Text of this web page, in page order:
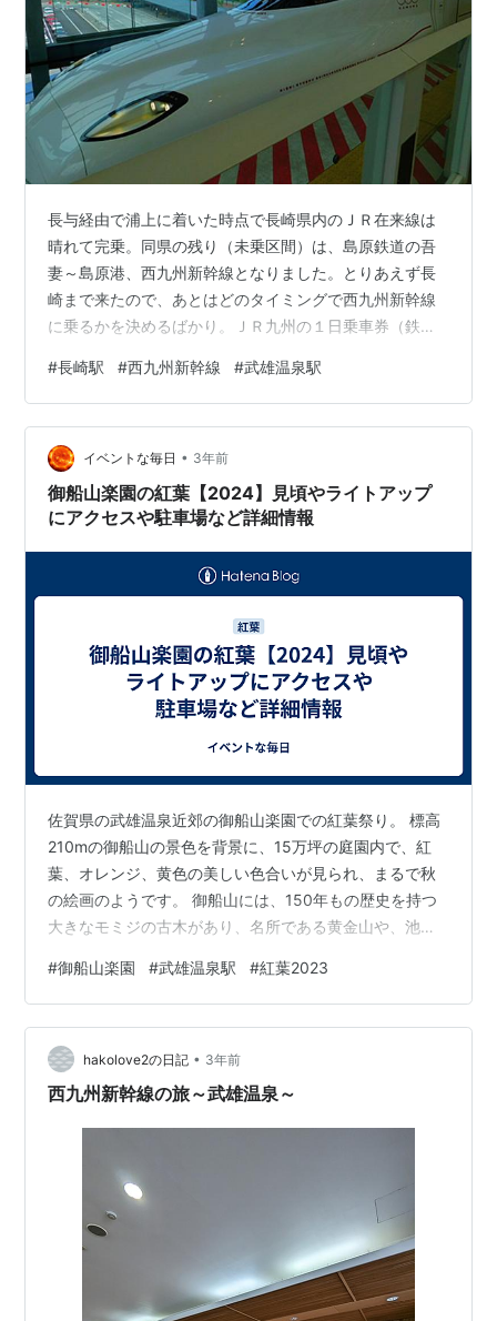
長与経由で浦上に着いた時点で長崎県内のＪＲ在来線は
晴れて完乗。同県の残り（未乗区間）は、島原鉄道の吾
妻～島原港、西九州新幹線となりました。とりあえず長
崎まで来たので、あとはどのタイミングで西九州新幹線
に乗るかを決めるばかり。ＪＲ九州の１日乗車券（鉄道
れるため、リーズナブルに行くのであれば、「かもめ」
＋リレー特急列車の自由席でとなります。もっとも長崎
～博多に限れば、ネット限定きっぷ「私たちも、かも
め。早特７」（乗車券＋普通車指定席で3,200円）がある
ので、１日乗車券＋自由席特急料金よりも、場合によっ
ては安価に。この日は、ハウステンボス～佐世保～…
#長崎駅 #西九州新幹線 #武雄温泉駅
イベントな毎日 • 3年前
御船山楽園の紅葉【2024】見頃やライトアップ
にアクセスや駐車場など詳細情報
佐賀県の武雄温泉近郊の御船山楽園での紅葉祭り。 標高
210mの御船山の景色を背景に、15万坪の庭園内で、紅
葉、オレンジ、黄色の美しい色合いが見られ、まるで秋
の絵画のようです。 御船山には、150年もの歴史を持つ
大きなモミジの古木があり、名所である黄金山や、池を
点在しています。 それでは、御船山楽園の紅葉について
詳しく見ていきましょう！ 御船山楽園の紅葉まつりの日
程など基本情報 【開催期間】2024年11月8日～12月4日
【開園時間】午前8時～22時【ライトアップ時間】17時
30分～22時御船山楽園の紅葉ライトアップは日本最大級
#御船山楽園 #武雄温泉駅 #紅葉2023
hakolove2の日記 • 3年前
西九州新幹線の旅～武雄温泉～